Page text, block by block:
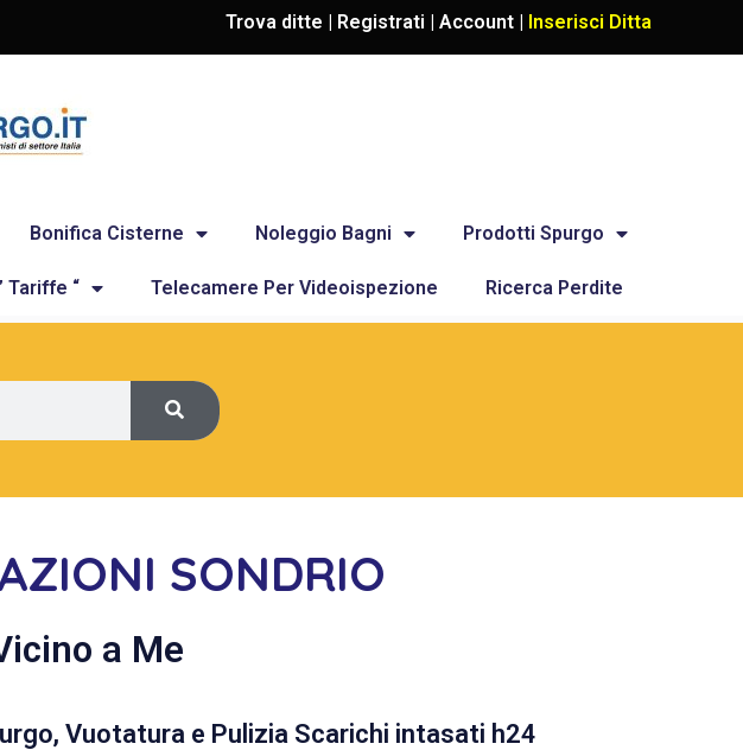
Trova ditte | Registrati | Account | Inserisci Ditta
Bonifica Cisterne Noleggio Bagni Prodotti Spurgo
Tariffe “ Telecamere Per Videoispezione Ricerca Perdite
SONDRIO
a Me
Vuotatura e Pulizia Scarichi intasati h24